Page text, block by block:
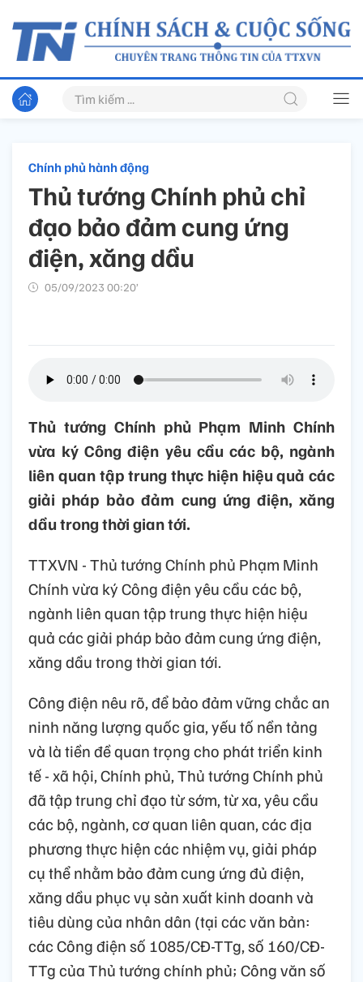
Chính phủ hành động
Thủ tướng Chính phủ chỉ
đạo bảo đảm cung ứng
điện, xăng dầu
05/09/2023 00:20’
Thủ tướng Chính phủ Phạm Minh Chính
vừa ký Công điện yêu cầu các bộ, ngành
liên quan tập trung thực hiện hiệu quả các
giải pháp bảo đảm cung ứng điện, xăng
dầu trong thời gian tới.
TTXVN - Thủ tướng Chính phủ Phạm Minh
Chính vừa ký Công điện yêu cầu các bộ,
ngành liên quan tập trung thực hiện hiệu
quả các giải pháp bảo đảm cung ứng điện,
xăng dầu trong thời gian tới.
Công điện nêu rõ, để bảo đảm vững chắc an
ninh năng lượng quốc gia, yếu tố nền tảng
và là tiền đề quan trọng cho phát triển kinh
tế - xã hội, Chính phủ, Thủ tướng Chính phủ
đã tập trung chỉ đạo từ sớm, từ xa, yêu cầu
các bộ, ngành, cơ quan liên quan, các địa
phương thực hiện các nhiệm vụ, giải pháp
cụ thể nhằm bảo đảm cung ứng đủ điện,
xăng dầu phục vụ sản xuất kinh doanh và
tiêu dùng của nhân dân (tại các văn bản:
các Công điện số 1085/CĐ-TTg, số 160/CĐ-
TTg của Thủ tướng chính phủ; Công văn số